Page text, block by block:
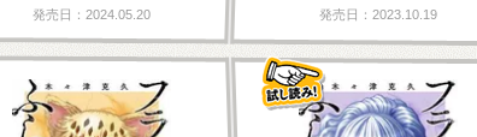
発売日：2024.05.20
発売日：2023.10.19